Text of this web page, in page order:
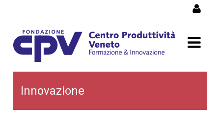
Innovazione
Innovazione